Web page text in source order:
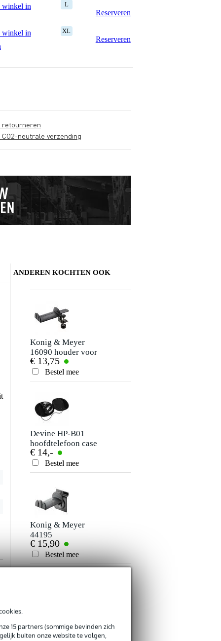
15 partners (sommige bevinden zich
buiten onze website te volgen,
winkel in
L
Reserveren
winkel in
XL
Reserveren
retourneren
CO2-neutrale verzending
Je beoordeling
Verstuur
Er zijn nog geen reviews voor dit product.
ANDEREN KOCHTEN OOK
Konig & Meyer
16090 houder voor
hoofdtelefoon
€ 13,75
Bestel mee
Devine HP-B01
hoofdtelefoon case
€ 14,-
Bestel mee
Konig & Meyer
44195
hoofdtelefoonhouder
€ 15,90
Bestel mee
16080
hoofdtelefoonhouder
€ 12,90